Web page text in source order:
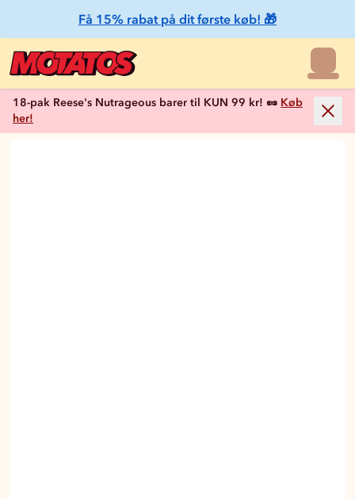
Få 15% rabat på dit første køb! 🎁
18-pak Reese's Nutrageous barer til KUN 99 kr! 🥜 Køb
her!